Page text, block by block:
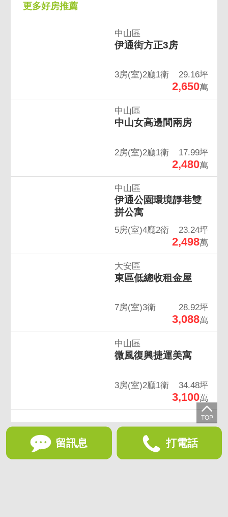
更多好房推薦
中山區
伊通街方正3房
3房(室)2廳1衛 29.16坪
2,650萬
中山區
中山女高邊間兩房
2房(室)2廳1衛 17.99坪
2,480萬
中山區
伊通公園環境靜巷雙
拼公寓
5房(室)4廳2衛 23.24坪
2,498萬
大安區
東區低總收租金屋
7房(室)3衛 28.92坪
3,088萬
中山區
微風復興捷運美寓
3房(室)2廳1衛 34.48坪
3,100萬
留訊息 打電話